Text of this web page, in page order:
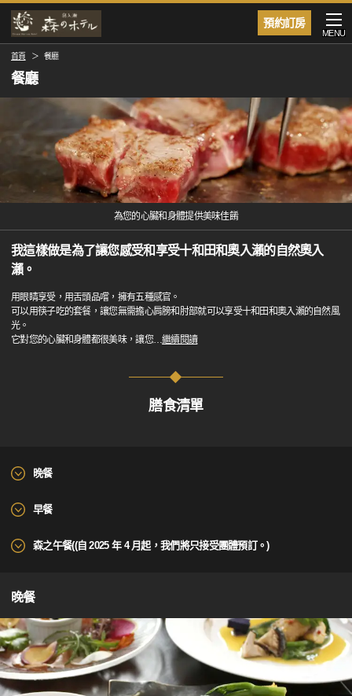
預約訂房
MENU
首頁 餐廳
餐廳
為您的心臟和身體提供美味佳餚
我這樣做是為了讓您感受和享受十和田和奧入瀨的自然奧入
瀨。
用眼睛享受，用舌頭品嚐，擁有五種感官。
可以用筷子吃的套餐，讓您無需擔心肩膀和肘部就可以享受十和田和奧入瀨的自然風
光。
它對您的心臟和身體都很美味，讓您…繼續閱讀
膳食清單
晚餐
早餐
森之午餐((自 2025 年 4 月起，我們將只接受團體預訂。)
晚餐